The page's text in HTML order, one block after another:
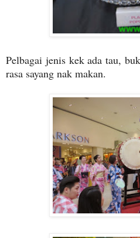
Pelbagai jenis kek ada tau,
rasa sayang nak makan.